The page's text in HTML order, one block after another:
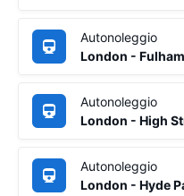
Autonoleggio
London -
Autonoleggio
London - High
Autonoleggio
London - Hyde